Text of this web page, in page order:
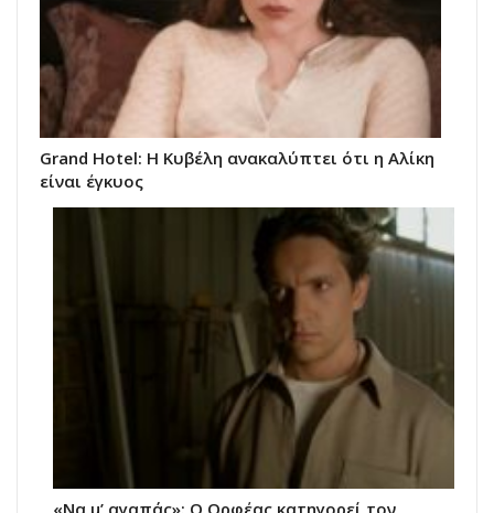
Grand Hotel: Η Κυβέλη ανακαλύπτει ότι η Αλίκη
είναι έγκυος
«Να μ’ αγαπάς»: Ο Ορφέας κατηγορεί τον